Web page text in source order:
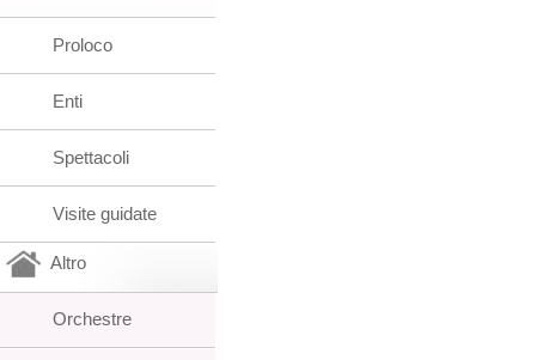
Proloco
Enti
Spettacoli
Visite guidate
Altro
Orchestre